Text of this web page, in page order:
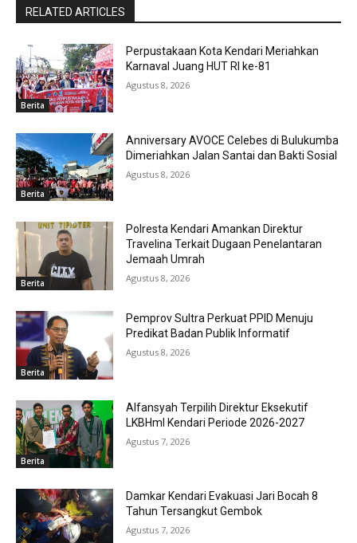
RELATED ARTICLES
Berita
Perpustakaan Kota Kendari Meriahkan
Karnaval Juang HUT RI ke-81
Agustus 8, 2026
Berita
Anniversary AVOCE Celebes di Bulukumba
Dimeriahkan Jalan Santai dan Bakti Sosial
Agustus 8, 2026
Berita
Polresta Kendari Amankan Direktur
Travelina Terkait Dugaan Penelantaran
Jemaah Umrah
Agustus 8, 2026
Berita
Pemprov Sultra Perkuat PPID Menuju
Predikat Badan Publik Informatif
Agustus 8, 2026
Berita
Alfansyah Terpilih Direktur Eksekutif
LKBHmI Kendari Periode 2026-2027
Agustus 7, 2026
Damkar Kendari Evakuasi Jari Bocah 8
Tahun Tersangkut Gembok
Agustus 7, 2026